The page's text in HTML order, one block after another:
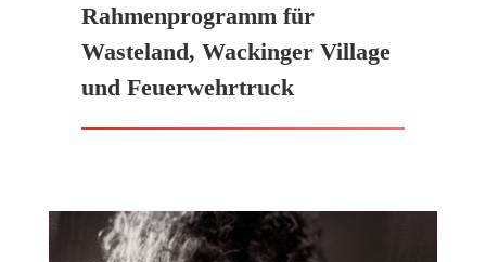
Rahmenprogramm für
Wasteland, Wackinger Village
und Feuerwehrtruck